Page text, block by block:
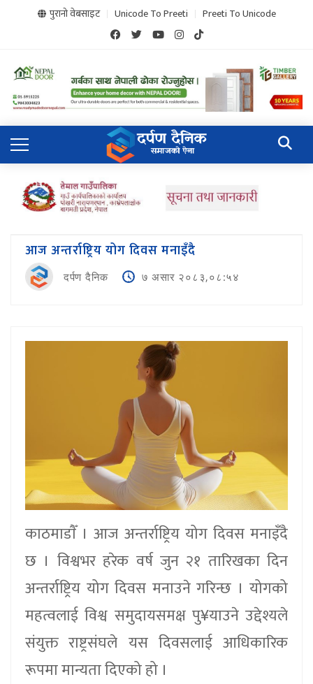
पुरानो वेबसाइट Unicode To Preeti Preeti To Unicode
आज अन्तर्राष्ट्रिय योग दिवस मनाइँदै
दर्पण दैनिक ७ असार २०८३,०८:५४
काठमाडाैँ । आज अन्तर्राष्ट्रिय योग दिवस मनाइँदै
छ । विश्वभर हरेक वर्ष जुन २१ तारिखका दिन
अन्तर्राष्ट्रिय योग दिवस मनाउने गरिन्छ । योगको
महत्वलाई विश्व समुदायसमक्ष पु¥याउने उद्देश्यले
संयुक्त राष्ट्रसंघले यस दिवसलाई आधिकारिक
रूपमा मान्यता दिएको हो ।